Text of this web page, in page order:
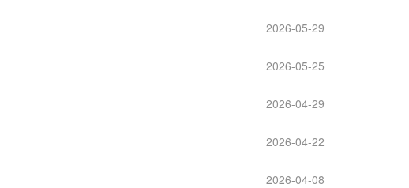
2026-05-29
2026-05-25
2026-04-29
2026-04-22
2026-04-08